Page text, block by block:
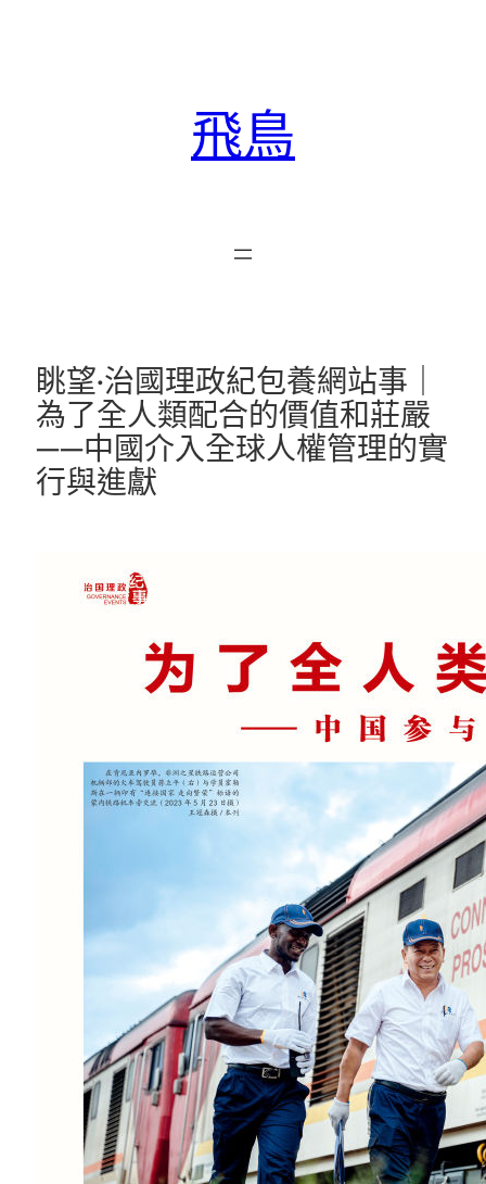
飛鳥
眺望·治國理政紀包養網站事｜
為了全人類配合的價值和莊嚴
——中國介入全球人權管理的實
行與進獻